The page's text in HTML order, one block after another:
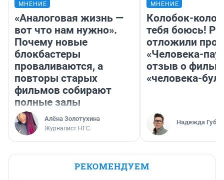
МНЕНИЕ
«Аналоговая жизнь —
вот что нам нужно».
Почему новые
блокбастеры
проваливаются, а
повторы старых
фильмов собирают
полные залы
Алёна Золотухина
Журналист НГС
МНЕНИЕ
Колобок-
тебя боюсь!
отложили
«Человека-
отзыв о
«человека-
Надежда
РЕКОМЕНДУЕМ